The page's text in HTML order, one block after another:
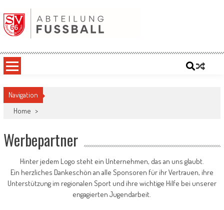
to
content
SV '66 Oberbergkirchen eV | Abteilung
Navigation
Home >
Werbepartner
Hinter jedem Logo steht ein Unternehmen, das an uns glaubt.
Ein herzliches Dankeschön an alle Sponsoren für ihr Vertrauen, ihre
Unterstützung im regionalen Sport und ihre wichtige Hilfe bei unserer
engagierten Jugendarbeit.